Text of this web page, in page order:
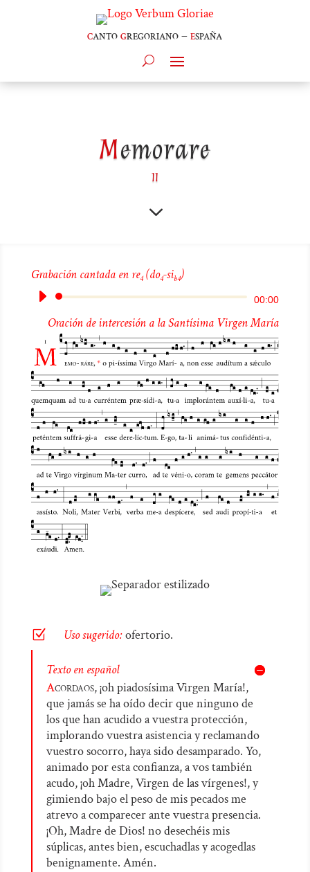
cantogregoriano –españa
Memorare
II
3
Grabación cantada en re4(do4-sib4)
Reproductor
de
audio
00:00
Oración de intercesión a la Santísima Virgen María
Z Uso sugerido:ofertorio.
Texto en español
Acordaos,¡oh piadosísima Virgen María!,
que jamás se ha oído decir que ninguno de
los que han acudido a vuestra protección,
implorando vuestra asistencia y reclamando
vuestro socorro, haya sido desamparado. Yo,
animado por esta confianza, a vos también
acudo, ¡oh Madre, Virgen de las vírgenes!, y
gimiendo bajo el peso de mis pecados me
atrevo a comparecer ante vuestra presencia.
¡Oh, Madre de Dios! no desechéis mis
súplicas, antes bien, escuchadlas y acogedlas
benignamente. Amén.